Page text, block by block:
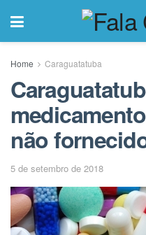
Home Caraguatatuba
não
5 de setembro de 2018